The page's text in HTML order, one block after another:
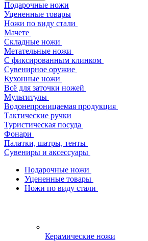
Подарочные ножи
Уцененные товары
Ножи по виду стали
Мачете
Складные ножи
Метательные ножи
С фиксированным клинком
Сувенирное оружие
Кухонные ножи
Всё для заточки ножей
Мультитулы
Водонепроницаемая продукция
Тактические ручки
Туристическая посуда
Фонари
Палатки, шатры, тенты
Сувениры и аксессуары
Подарочные ножи
Уцененные товары
Ножи по виду стали
Керамические ножи